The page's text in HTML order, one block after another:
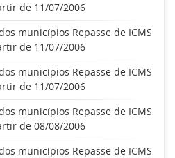
de 11/07/2006
municípios Repasse de ICMS
de 11/07/2006
municípios Repasse de ICMS
de 11/07/2006
municípios Repasse de ICMS
de 08/08/2006
municípios Repasse de ICMS